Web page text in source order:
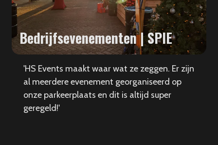
Bedrijfsevenementen | SPIE
'HS Events maakt waar wat ze zeggen. Er zijn
al meerdere evenement georganiseerd op
onze parkeerplaats en dit is altijd super
geregeld!'